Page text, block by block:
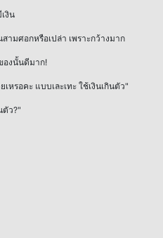
งิน
ามศอกหรือเปล่า เพราะกว้างมาก
องนั้นดีมาก!
หรอคะ แบบเละเทะ ใช้เงินเกินตัว"
ตัว?"